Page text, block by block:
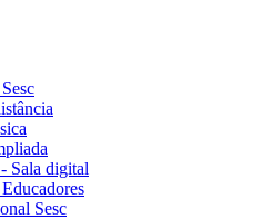
Sala digital
Sesc